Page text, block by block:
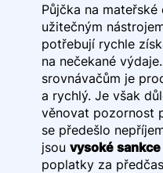
Půjčka na
užitečným
potřebují rychle
na nečekané
srovnávačům je
a rychlý. Je však
věnovat pozornost
se předešlo
jsou vysoké sankce
poplatky za